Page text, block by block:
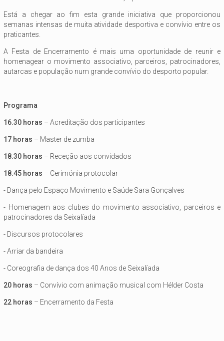
Está a chegar ao fim esta grande iniciativa que proporcionou
semanas intensas de muita atividade desportiva e convívio entre os
praticantes.
A Festa de Encerramento é mais uma oportunidade de reunir e
homenagear o movimento associativo, parceiros, patrocinadores,
autarcas e população num grande convívio do desporto popular.
Programa
16.30 horas – Acreditação dos participantes
17 horas – Master de zumba
18.30 horas – Receção aos convidados
18.45 horas – Cerimónia protocolar
- Dança pelo Espaço Movimento e Saúde Sara Gonçalves
- Homenagem aos clubes do movimento associativo, parceiros e
patrocinadores da Seixalíada
- Discursos protocolares
- Arriar da bandeira
- Coreografia de dança dos 40 Anos de Seixalíada
20 horas – Convívio com animação musical com Hélder Costa
22 horas – Encerramento da Festa